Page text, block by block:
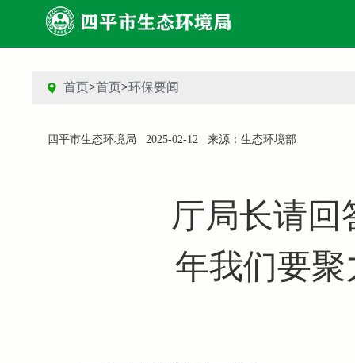
首页>首页>环保要闻
四平市生态环境局 2025-02-12 来源：生态环境部
厅局长请回
年我们要